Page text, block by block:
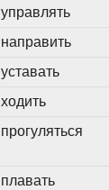
управлять
направить
уставать
ходить
прогуляться
плавать